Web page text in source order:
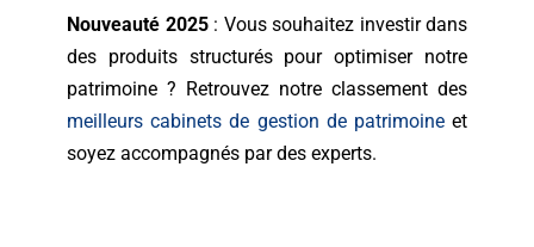
Nouveauté 2025: Vous souhaitez investir dans
des produits structurés pour optimiser notre
patrimoine ? Retrouvez notre classement des
meilleurs cabinets de gestion de patrimoineet
soyez accompagnés par des experts.